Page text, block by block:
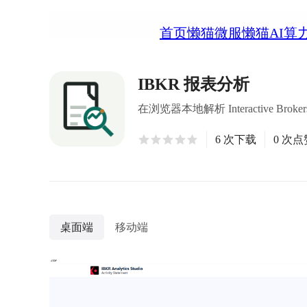
首页懒猫微服懒猫AI算
IBKR 报表分析
在浏览器本地解析 Interactive
6 次下载 0 次点
桌面端 移动端